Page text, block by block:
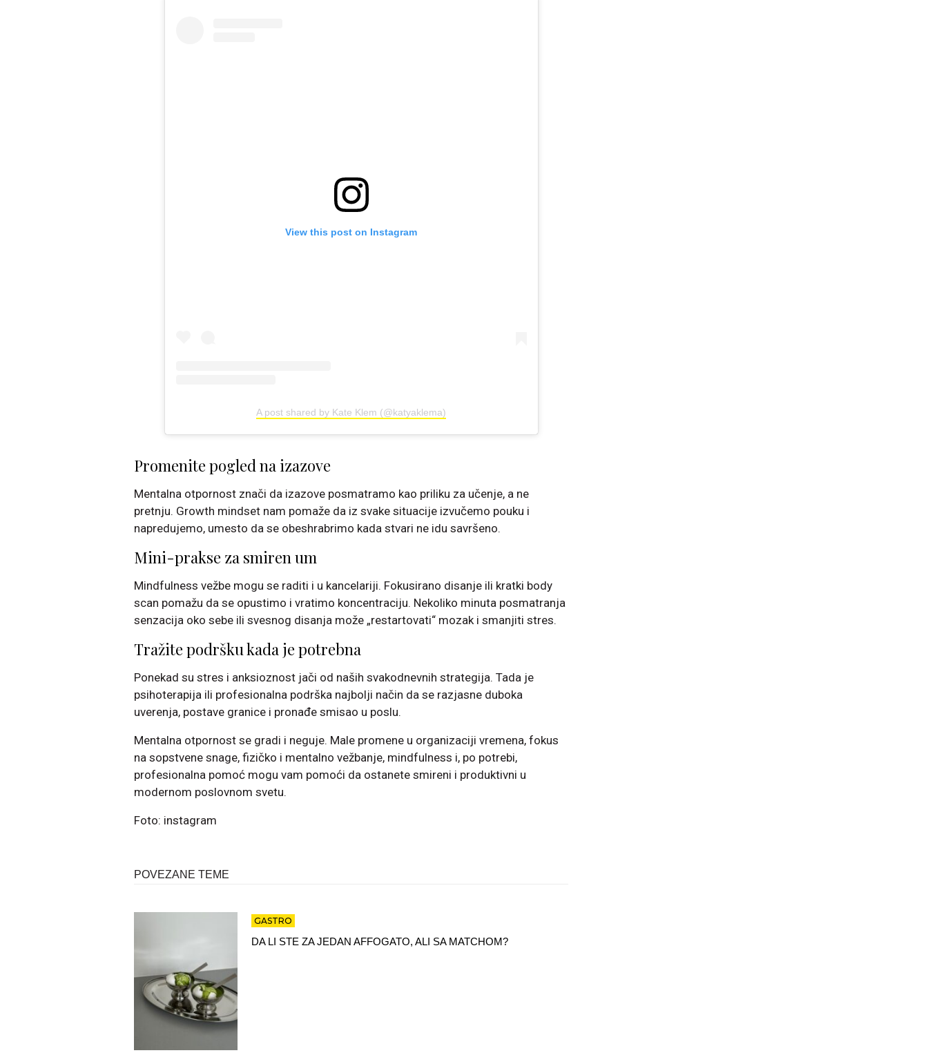
View this post on Instagram
A post shared by Kate Klem (@katyaklema)
Promenite pogled na izazove
Mentalna otpornost znači da izazove posmatramo kao priliku za učenje, a ne
pretnju. Growth mindset nam pomaže da iz svake situacije izvučemo pouku i
napredujemo, umesto da se obeshrabrimo kada stvari ne idu savršeno.
Mini-prakse za smiren um
Mindfulness vežbe mogu se raditi i u kancelariji. Fokusirano disanje ili kratki body
scan pomažu da se opustimo i vratimo koncentraciju. Nekoliko minuta posmatranja
senzacija oko sebe ili svesnog disanja može „restartovati“ mozak i smanjiti stres.
Tražite podršku kada je potrebna
Ponekad su stres i anksioznost jači od naših svakodnevnih strategija. Tada je
psihoterapija ili profesionalna podrška najbolji način da se razjasne duboka
uverenja, postave granice i pronađe smisao u poslu.
Mentalna otpornost se gradi i neguje. Male promene u organizaciji vremena, fokus
na sopstvene snage, fizičko i mentalno vežbanje, mindfulness i, po potrebi,
profesionalna pomoć mogu vam pomoći da ostanete smireni i produktivni u
modernom poslovnom svetu.
Foto: instagram
POVEZANE TEME
GASTRO
DA LI STE ZA JEDAN AFFOGATO, ALI SA MATCHOM?